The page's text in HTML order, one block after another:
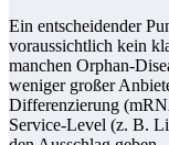
Ein entscheidender
voraussichtlich kein
manchen Orphan-
weniger großer
Differenzierung
Service-Level (z. B.